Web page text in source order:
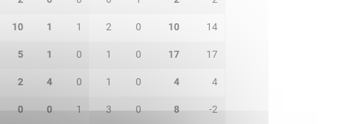
10 1 1 2 0 10 14
5 1 0 1 0 17 17
2 4 0 1 0 4 4
0 0 1 3 0 8 -2